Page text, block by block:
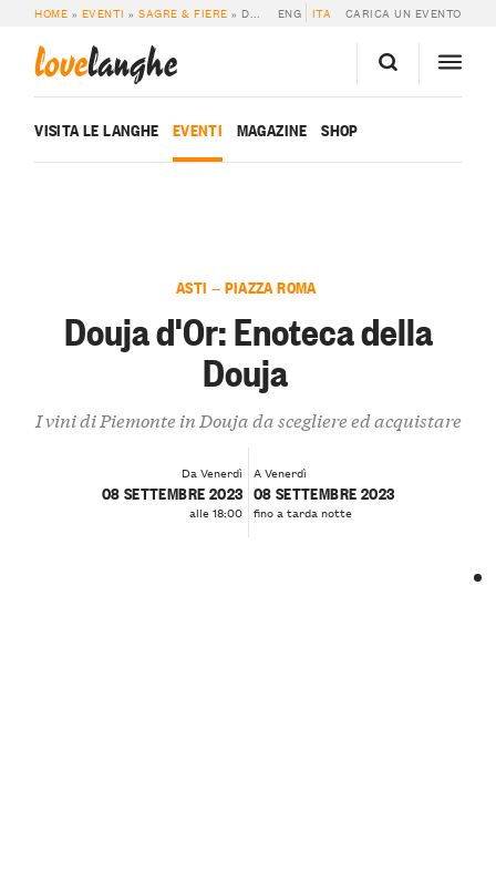
HOME » EVENTI »SAGRE & FIERE » DOUJA D’OR: ENOTECA DELLA DOUJA ENG ITA CARICA UN EVENTO
lovelanghe
VISITA LE LANGHE EVENTI MAGAZINE SHOP
ASTI — PIAZZA ROMA
Douja d'Or: Enoteca della
Douja
I vini di Piemonte in Douja da scegliere ed acquistare
Da Venerdì
08 SETTEMBRE 2023
alle 18:00
A Venerdì
08 SETTEMBRE 2023
fino a tarda notte